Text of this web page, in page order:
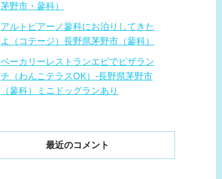
茅野市・蓼科）
アルトピアーノ蓼科にお泊りしてきた
よ（コテージ）長野県茅野市（蓼科）
ベーカリーレストランエピでピザラン
チ（わんこテラスOK）-長野県茅野市
（蓼科）ミニドッグランあり
最近のコメント